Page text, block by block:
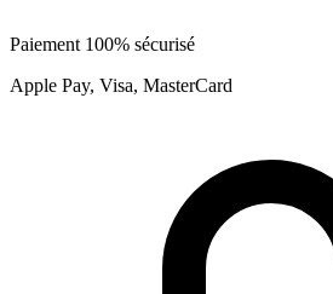
Paiement 100% sécurisé
Apple Pay, Visa, MasterCard